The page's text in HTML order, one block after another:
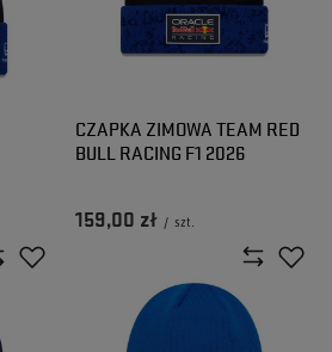
CZAPKA ZIMOWA TEAM RED
BULL RACING F1 2026
159,00 zł / szt.